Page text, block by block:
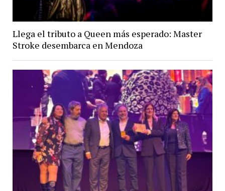
Llega el tributo a Queen más esperado: Master
Stroke desembarca en Mendoza